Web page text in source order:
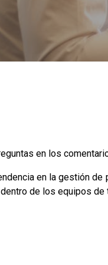
en los
en la gestión
de los equipos de